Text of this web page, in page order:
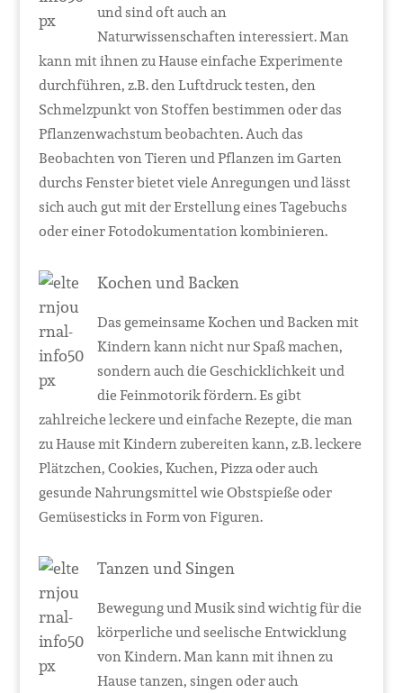
und sind oft auch an
Naturwissenschaften interessiert. Man
kann mit ihnen zu Hause einfache Experimente
durchführen, z.B. den Luftdruck testen, den
Schmelzpunkt von Stoffen bestimmen oder das
Pflanzenwachstum beobachten. Auch das
Beobachten von Tieren und Pflanzen im Garten
durchs Fenster bietet viele Anregungen und lässt
sich auch gut mit der Erstellung eines Tagebuchs
oder einer Fotodokumentation kombinieren.
Kochen und Backen
Das gemeinsame Kochen und Backen mit
Kindern kann nicht nur Spaß machen,
sondern auch die Geschicklichkeit und
die Feinmotorik fördern. Es gibt
zahlreiche leckere und einfache Rezepte, die man
zu Hause mit Kindern zubereiten kann, z.B. leckere
Plätzchen, Cookies, Kuchen, Pizza oder auch
gesunde Nahrungsmittel wie Obstspieße oder
Gemüsesticks in Form von Figuren.
Tanzen und Singen
Bewegung und Musik sind wichtig für die
körperliche und seelische Entwicklung
von Kindern. Man kann mit ihnen zu
Hause tanzen, singen oder auch